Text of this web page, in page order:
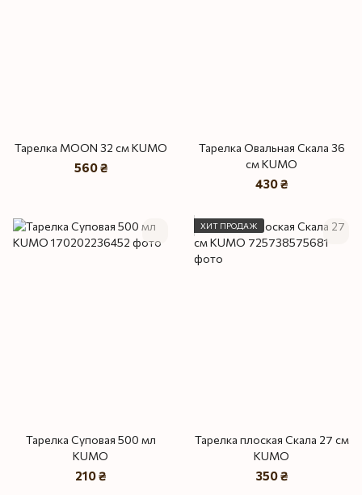
Тарелка MOON 32 см KUMO
560 ₴
Тарелка Овальная Скала 36
см KUMO
430 ₴
Тарелка Суповая 500 мл
KUMO
210 ₴
ХИТ ПРОДАЖ
Тарелка плоская Скала 27 см
KUMO
350 ₴